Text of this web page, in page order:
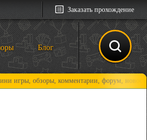
Заказать прохождение
Блог
комментарии, форум, новости и,